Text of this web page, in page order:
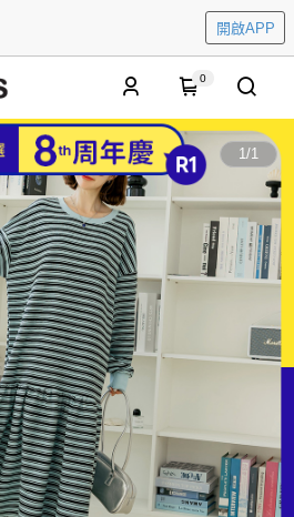
開啟APP
0
1/1